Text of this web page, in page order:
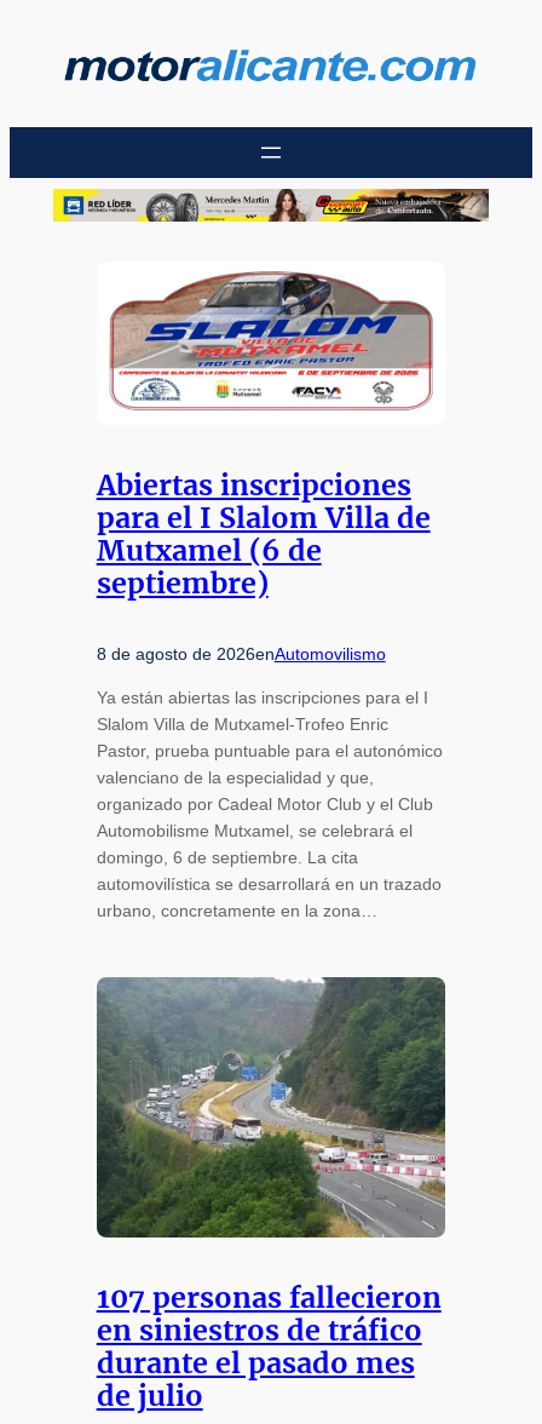
contenido
Abiertas inscripciones
para el I Slalom Villa de
Mutxamel (6 de
septiembre)
8 de agosto de 2026enAutomovilismo
Ya están abiertas las inscripciones para el I
Slalom Villa de Mutxamel-Trofeo Enric
Pastor, prueba puntuable para el autonómico
valenciano de la especialidad y que,
organizado por Cadeal Motor Club y el Club
Automobilisme Mutxamel, se celebrará el
domingo, 6 de septiembre. La cita
automovilística se desarrollará en un trazado
urbano, concretamente en la zona…
107 personas fallecieron
en siniestros de tráfico
durante el pasado mes
de julio